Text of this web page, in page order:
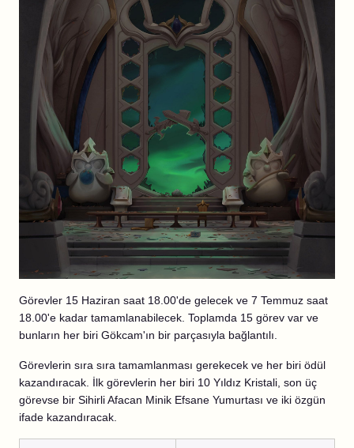
Görevler 15 Haziran saat 18.00'de gelecek ve 7 Temmuz saat
18.00'e kadar tamamlanabilecek. Toplamda 15 görev var ve
bunların her biri Gökcam'ın bir parçasıyla bağlantılı.
Görevlerin sıra sıra tamamlanması gerekecek ve her biri ödül
kazandıracak. İlk görevlerin her biri 10 Yıldız Kristali, son üç
görevse bir Sihirli Afacan Minik Efsane Yumurtası ve iki özgün
ifade kazandıracak.